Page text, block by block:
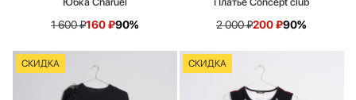
1 600₽160₽90% 2 000₽200₽90%
СКИДКА СКИДКА